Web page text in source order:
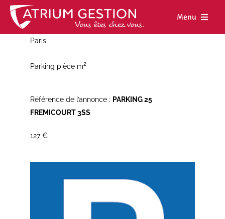
Skip
content
Menu
Nos
Paris
Parking pièce m2
Référence de l’annonce : PARKING 25
FREMICOURT 3SS
127 €